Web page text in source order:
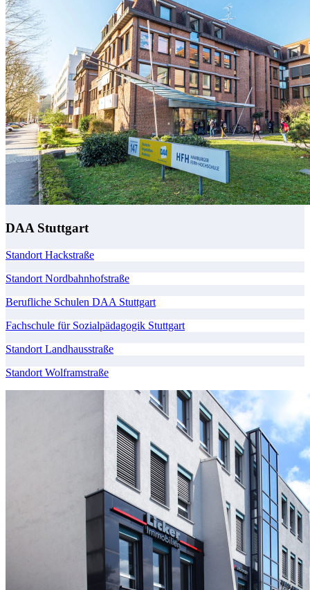
DAA Stuttgart
Standort Hackstraße
Standort Nordbahnhofstraße
Berufliche Schulen DAA Stuttgart
Fachschule für Sozialpädagogik Stuttgart
Standort Landhausstraße
Standort Wolframstraße